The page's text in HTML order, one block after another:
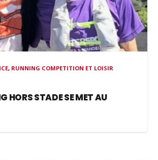
, RUNNING COMPETITION ET LOISIR
HORS STADE SE MET AU